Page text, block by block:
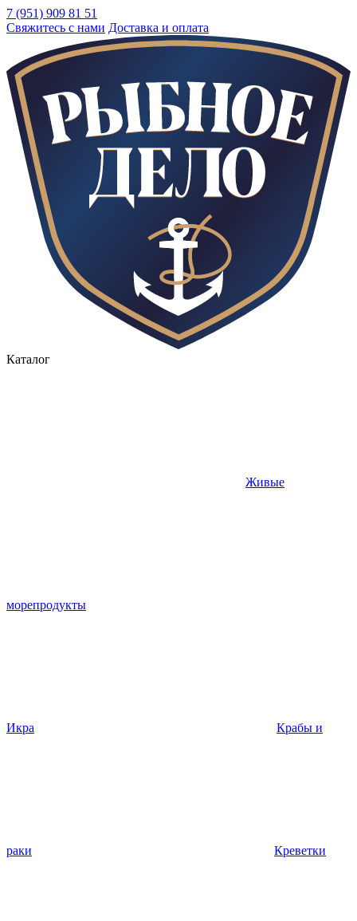
7 (951) 909 81 51
Свяжитесь с нами Доставка и оплата
Каталог
Живые
морепродукты
Икра Крабы и
раки Креветки